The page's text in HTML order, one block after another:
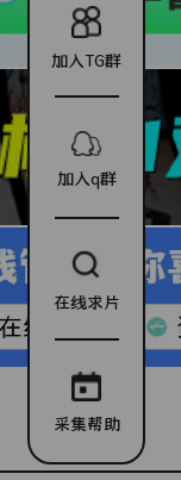
加入TG群
加入q群
在线求片
采集帮助